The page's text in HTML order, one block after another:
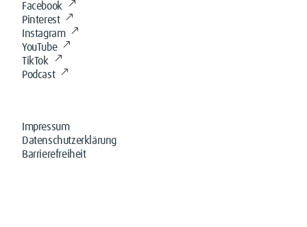
Facebook
Pinterest
Instagram
YouTube
TikTok
Podcast
Impressum
Datenschutzerklärung
Barrierefreiheit